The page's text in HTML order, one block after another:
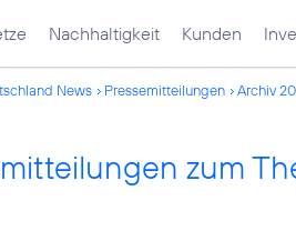
Nachhaltigkeit Kunden
News Pressemitteilungen Archiv
zum